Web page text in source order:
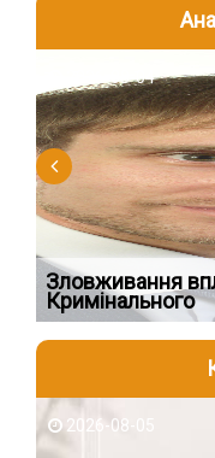
2026-08-04
Зловживання
Кримінального
2026-08-05